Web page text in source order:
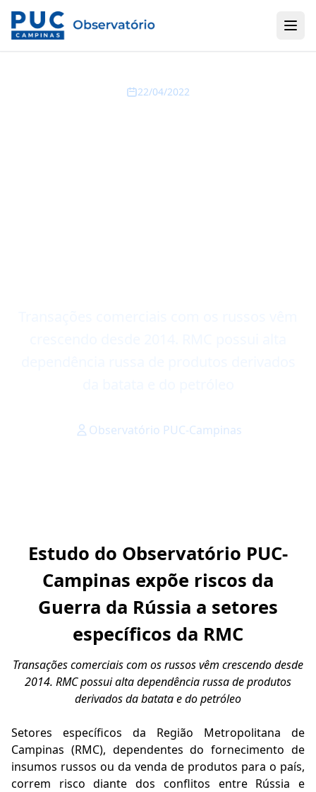
22/04/2022
Observatório PUC-Campinas
Estudo do Observatório PUC-
Campinas expõe riscos da
Guerra da Rússia a setores
específicos da RMC
Transações comerciais com os russos vêm crescendo desde
2014. RMC possui alta dependência russa de produtos
derivados da batata e do petróleo
Setores específicos da Região Metropolitana de
Campinas (RMC), dependentes do fornecimento de
insumos russos ou da venda de produtos para o país,
correm risco diante dos conflitos entre Rússia e